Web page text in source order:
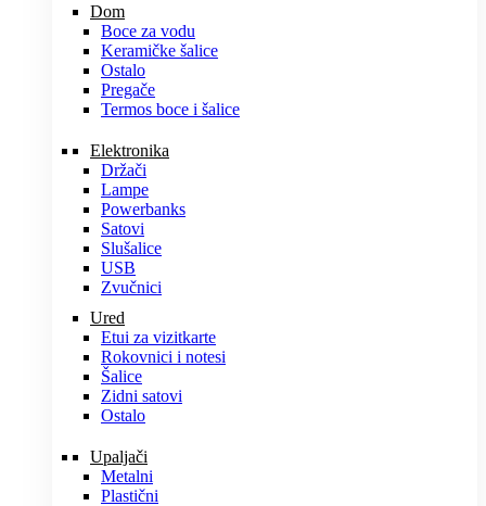
Dom
Boce za vodu
Keramičke šalice
Ostalo
Pregače
Termos boce i šalice
Elektronika
Držači
Lampe
Powerbanks
Satovi
Slušalice
USB
Zvučnici
Ured
Etui za vizitkarte
Rokovnici i notesi
Šalice
Zidni satovi
Ostalo
Upaljači
Metalni
Plastični